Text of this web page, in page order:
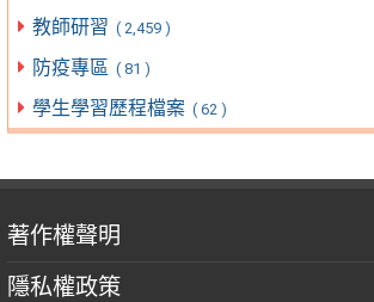
教師研習 ( 2,459 )
防疫專區 ( 81 )
學生學習歷程檔案 ( 62 )
著作權聲明
隱私權政策